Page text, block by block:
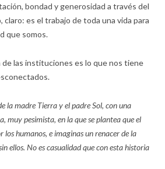
bondad y generosidad a través del
claro: es el trabajo de toda una vida para
que somos.
de las instituciones es lo que nos tiene
la madre Tierra y el padre Sol, con una
muy pesimista, en la que se plantea que el
los humanos, e imaginas un renacer de la
ellos. No es casualidad que con esta historia